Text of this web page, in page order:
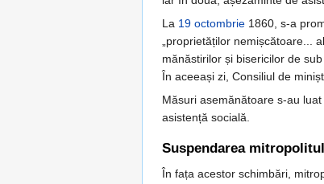
La 19 octombrie 1860, s-a
„proprietăților nemișcătoare...
mănăstirilor și bisericilor de
În aceeași zi, Consiliul de
Măsuri asemănătoare s-au
asistență socială.
Suspendarea
În fața acestor schimbări,